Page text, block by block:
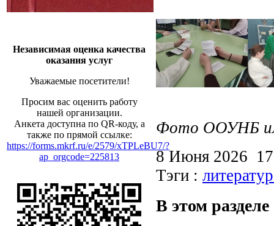
Независимая оценка качества
оказания услуг
Уважаемые посетители!
Просим вас оценить работу
нашей организации.
Анкета доступна по QR-коду, а
также по прямой ссылке:
https://forms.mkrf.ru/e/2579/xTPLeBU7/?
ap_orgcode=225813
Фото ООУНБ
8 Июня 2026
Тэги :
В этом разделе